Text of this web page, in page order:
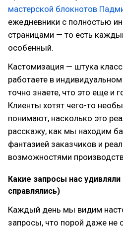
мастерской блокнотов
ежедневники с полностью
страницами — то есть
особенный.
Кастомизация — штука
работаете в
точно знаете, что это еще и
Клиенты хотят чего-то
понимают, насколько это
расскажу, как мы находим
фантазией заказчиков и
возможностями
Какие запросы нас
справлялись)
Каждый день мы видим
запросы, что порой даже не